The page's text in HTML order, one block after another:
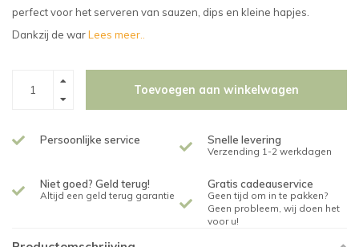
perfect voor het serveren van sauzen, dips en kleine hapjes.
Dankzij de warLees meer..
Toevoegen aan winkelwagen
Persoonlijke service Snelle levering
Verzending 1-2 werkdagen
Niet goed? Geld terug!
Altijd een geld terug garantie
Gratis cadeauservice
Geen tijd om in te pakken?
Geen probleem, wij doen het
voor u!